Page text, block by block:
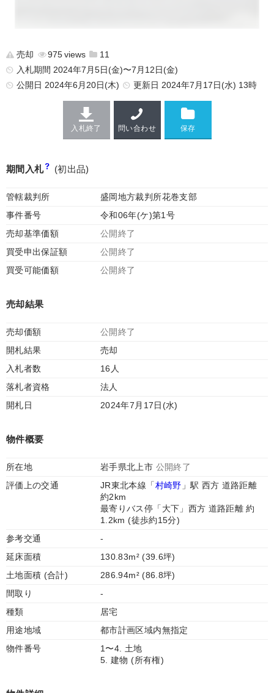
売却 975
11
入札期間 2024年7月5日(金)〜7月12日(金)
公開日 2024年6月20日(木) 更新日 2024年7月17日(水) 13時
入札終了 問い合わせ
期間入札 (初出品)
管轄裁判所
盛岡地方裁判所花巻支部
事件番号
令和06年(ケ)第1号
売却基準価額
公開終了
買受申出保証額
公開終了
買受可能価額
公開終了
売却結果
売却価額
公開終了
開札結果
売却
入札者数
16人
落札者資格
法人
開札日
2024年7月17日(水)
物件概要
所在地 岩手県北上市 公開終了
評価上の交通
JR東北本線「村崎野 」駅 西方 道路距離
約2km
最寄りバス停「大下」西方 道路距離 約
1.2km (徒歩約15分)
参考交通
-
延床面積
130.83m² (39.6坪)
土地面積 (合計)
286.94m² (86.8坪)
間取り
-
種類
居宅
用途地域
都市計画区域内無指定
物件番号
1〜4. 土地
5. 建物 (所有権)